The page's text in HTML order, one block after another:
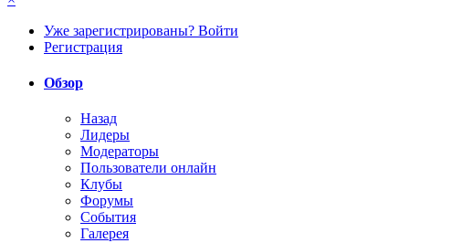
Уже зарегистрированы? Войти
Регистрация
Обзор
Назад
Лидеры
Модераторы
Пользователи онлайн
Клубы
Форумы
События
Галерея